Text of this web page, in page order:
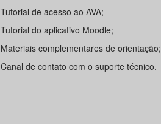
Tutorial de acesso ao AVA;
Tutorial do aplicativo Moodle;
Materiais complementares de orientação;
Canal de contato com o suporte técnico.